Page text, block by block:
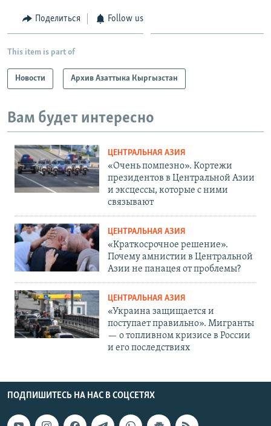
Поделиться Follow us
This item is part of
Новости Архив Азаттыка Кыргызстан
Вам будет интересно
ЦЕНТРАЛЬНАЯ АЗИЯ
«Очень помпезно». Кортежи
президентов в Центральной Азии
и эксцессы, которые с ними
связывают
ЦЕНТРАЛЬНАЯ АЗИЯ
«Краткосрочное решение».
Почему амнистии в Центральной
Азии не панацея от проблемы?
ЦЕНТРАЛЬНАЯ АЗИЯ
«Украина защищается и
поступает правильно». Мигранты
— о топливном кризисе в России
и его последствиях
ПОДПИШИТЕСЬ НА НАС В СОЦСЕТЯХ